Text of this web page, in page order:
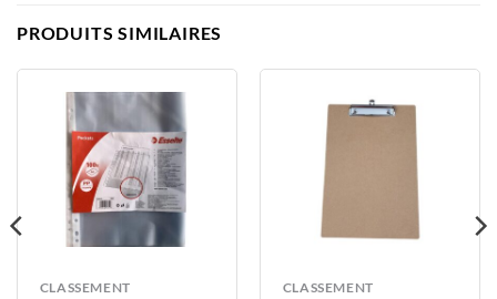
PRODUITS SIMILAIRES
CLASSEMENT CLASSEMENT